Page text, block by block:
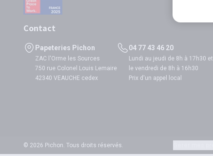
Contact
Papeteries Pichon
ZAC l'Orme les Sources
750 rue Colonel Louis Lemaire
42340 VEAUCHE cedex
04 77 43 46 20
Lundi au jeudi de 8h à 17h30 et
le vendredi de 8h à 16h30
Prix d'un appel local
© 2026 Pichon. Tous droits réservés.